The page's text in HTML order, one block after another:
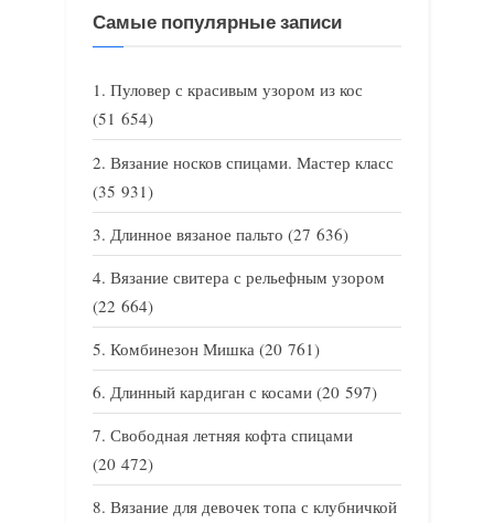
Самые популярные записи
Пуловер с красивым узором из кос
(51 654)
Вязание носков спицами. Мастер класс
(35 931)
Длинное вязаное пальто (27 636)
Вязание свитера с рельефным узором
(22 664)
Комбинезон Мишка (20 761)
Длинный кардиган с косами (20 597)
Свободная летняя кофта спицами
(20 472)
Вязание для девочек топа с клубничкой